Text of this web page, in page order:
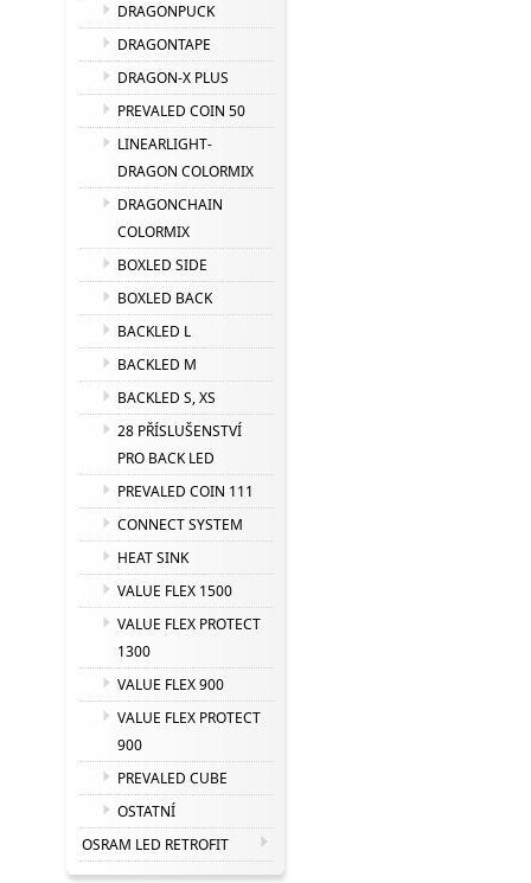
DRAGONPUCK
DRAGONTAPE
DRAGON-X PLUS
PREVALED COIN 50
LINEARLIGHT-
DRAGON COLORMIX
DRAGONCHAIN
COLORMIX
BOXLED SIDE
BOXLED BACK
BACKLED L
BACKLED M
BACKLED S, XS
28 PŘÍSLUŠENSTVÍ
PRO BACK LED
PREVALED COIN 111
CONNECT SYSTEM
HEAT SINK
VALUE FLEX 1500
VALUE FLEX PROTECT
1300
VALUE FLEX 900
VALUE FLEX PROTECT
900
PREVALED CUBE
OSTATNÍ
OSRAM LED RETROFIT